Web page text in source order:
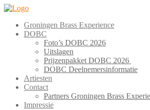
Ga
inhoud
Groningen Brass Experience
DOBC
Foto’s DOBC 2026
Uitslagen
Prijzenpakket DOBC 2026
DOBC Deelnemersinformatie
Artiesten
Contact
Partners Groningen Brass
Impressie